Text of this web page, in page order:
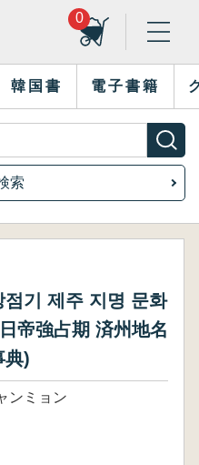
0
韓国書 電子書籍
索
점기 제주 지명 문화
帝強占期 済州地名
典)
ミョン